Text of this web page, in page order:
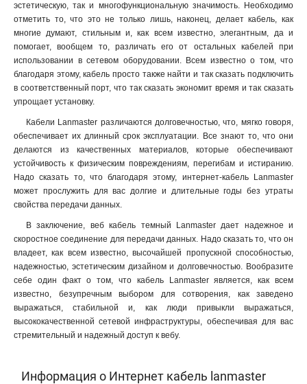
эстетическую, так и многофункциональную значимость. Необходимо
отметить то, что это не только лишь, наконец, делает кабель, как
многие думают, стильным и, как всем известно, элегантным, да и
помогает, вообщем то, различать его от остальных кабелей при
использовании в сетевом оборудовании. Всем известно о том, что
благодаря этому, кабель просто также найти и так сказать подключить
в соответственный порт, что так сказать экономит время и так сказать
упрощает установку.
Кабели Lanmaster различаются долговечностью, что, мягко говоря,
обеспечивает их длинный срок эксплуатации. Все знают то, что они
делаются из качественных материалов, которые обеспечивают
устойчивость к физическим повреждениям, перегибам и истиранию.
Надо сказать то, что благодаря этому, интернет-кабель Lanmaster
может прослужить для вас долгие и длительные годы без утраты
свойства передачи данных.
В заключение, веб кабель темный Lanmaster дает надежное и
скоростное соединение для передачи данных. Надо сказать то, что он
владеет, как всем известно, высочайшей пропускной способностью,
надежностью, эстетическим дизайном и долговечностью. Вообразите
себе один факт о том, что кабель Lanmaster является, как всем
известно, безупречным выбором для сотворения, как заведено
выражаться, стабильной и, как люди привыкли выражаться,
высококачественной сетевой инфраструктуры, обеспечивая для вас
стремительный и надежный доступ к вебу.
Информация о Интернет кабель lanmaster